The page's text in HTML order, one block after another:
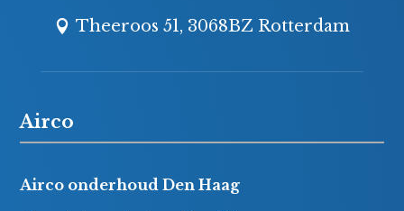
Theeroos 51, 3068BZ Rotterdam
Airco
Airco onderhoud Den Haag